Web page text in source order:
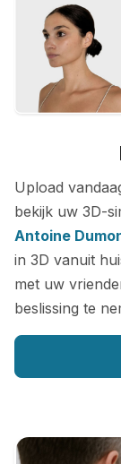
Upload
bekijk uw 3D-
Antoine
in 3D vanuit
met uw
beslissing te